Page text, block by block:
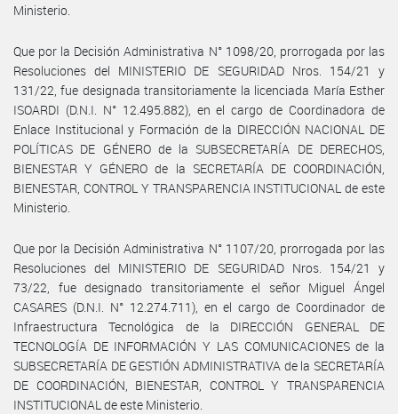
Ministerio.
Que por la Decisión Administrativa N° 1098/20, prorrogada por las
Resoluciones del MINISTERIO DE SEGURIDAD Nros. 154/21 y
131/22, fue designada transitoriamente la licenciada María Esther
ISOARDI (D.N.I. N° 12.495.882), en el cargo de Coordinadora de
Enlace Institucional y Formación de la DIRECCIÓN NACIONAL DE
POLÍTICAS DE GÉNERO de la SUBSECRETARÍA DE DERECHOS,
BIENESTAR Y GÉNERO de la SECRETARÍA DE COORDINACIÓN,
BIENESTAR, CONTROL Y TRANSPARENCIA INSTITUCIONAL de este
Ministerio.
Que por la Decisión Administrativa N° 1107/20, prorrogada por las
Resoluciones del MINISTERIO DE SEGURIDAD Nros. 154/21 y
73/22, fue designado transitoriamente el señor Miguel Ángel
CASARES (D.N.I. N° 12.274.711), en el cargo de Coordinador de
Infraestructura Tecnológica de la DIRECCIÓN GENERAL DE
TECNOLOGÍA DE INFORMACIÓN Y LAS COMUNICACIONES de la
SUBSECRETARÍA DE GESTIÓN ADMINISTRATIVA de la SECRETARÍA
DE COORDINACIÓN, BIENESTAR, CONTROL Y TRANSPARENCIA
INSTITUCIONAL de este Ministerio.